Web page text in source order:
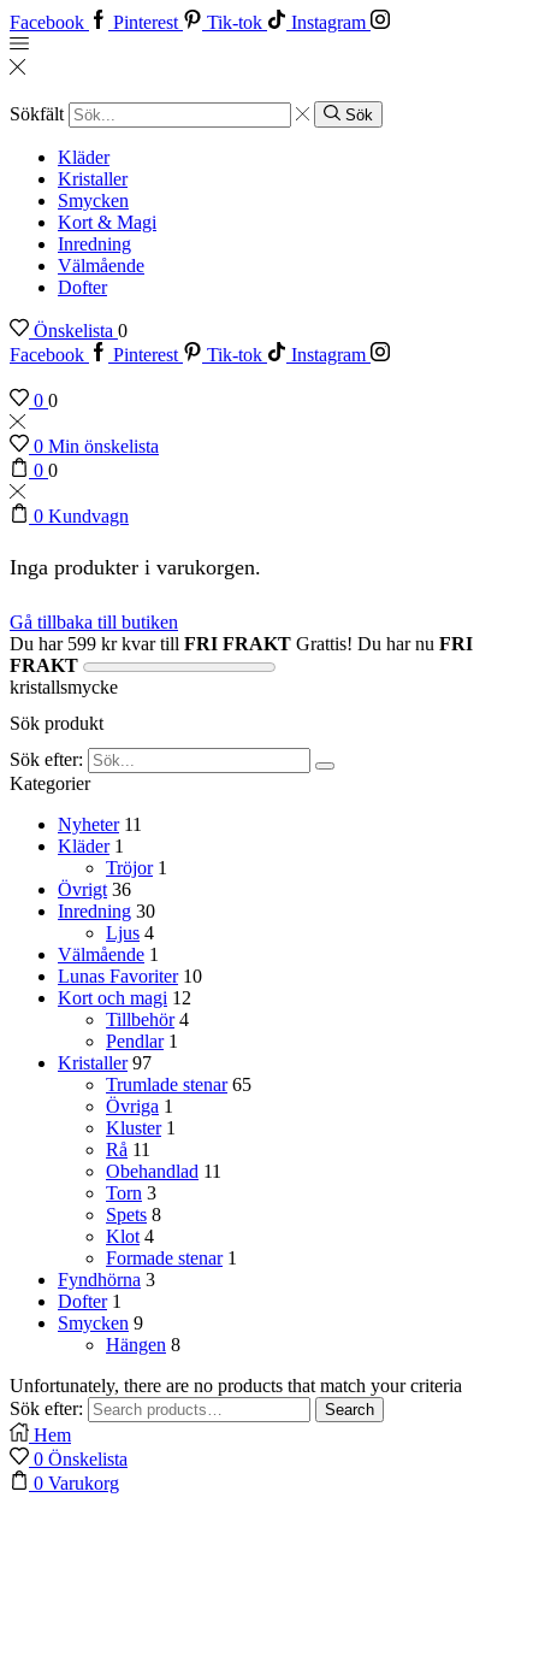
Facebook Pinterest Tik-tok Instagram
Sökfält Sök
Kläder
Kristaller
Smycken
Kort & Magi
Inredning
Välmående
Dofter
Önskelista 0
Facebook
Pinterest Tik-tok Instagram
0 0
0 Min önskelista
0 0
0 Kundvagn
Inga produkter i varukorgen.
Gå tillbaka till butiken
Du har 599 krkvar till FRI FRAKT Grattis! Du har nu FRI
FRAKT
kristallsmycke
Sök produkt
Sök efter:
Kategorier
Nyheter 11
Kläder 1
Tröjor 1
Övrigt 36
Inredning 30
Ljus 4
Välmående 1
Lunas Favoriter 10
Kort och magi 12
Tillbehör 4
Pendlar 1
Kristaller 97
Trumlade stenar 65
Övriga 1
Kluster 1
Rå 11
Obehandlad 11
Torn 3
Spets 8
Klot 4
Formade stenar 1
Fyndhörna 3
Dofter 1
Smycken 9
Hängen 8
Unfortunately, there are no products that match your criteria
Sök efter:
Search
Hem
0 Önskelista
0 Varukorg